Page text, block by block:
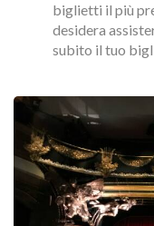
biglietti il più
desidera
subito il tuo